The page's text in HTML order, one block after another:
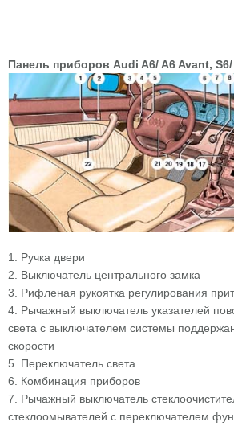
Панель приборов Audi A6/ A6 Avant, S6/
1. Ручка двери
2. Выключатель центрального замка
3. Рифленая рукоятка регулирования
4. Рычажный выключатель указателей
света с выключателем системы
скорости
5. Переключатель света
6. Комбинация приборов
7. Рычажный выключатель
стеклоомывателей с переключателем